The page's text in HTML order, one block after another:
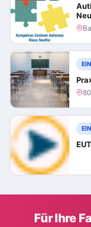
Für Ihre